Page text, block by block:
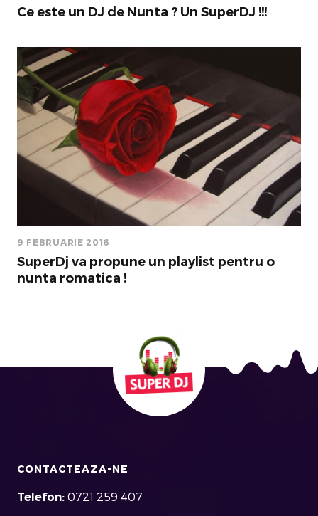
Ce este un DJ de Nunta ? Un SuperDJ !!!
9 FEBRUARIE 2016
SuperDj va propune un playlist pentru o
nunta romatica !
CONTACTEAZA-NE
Telefon: 0721 259 407